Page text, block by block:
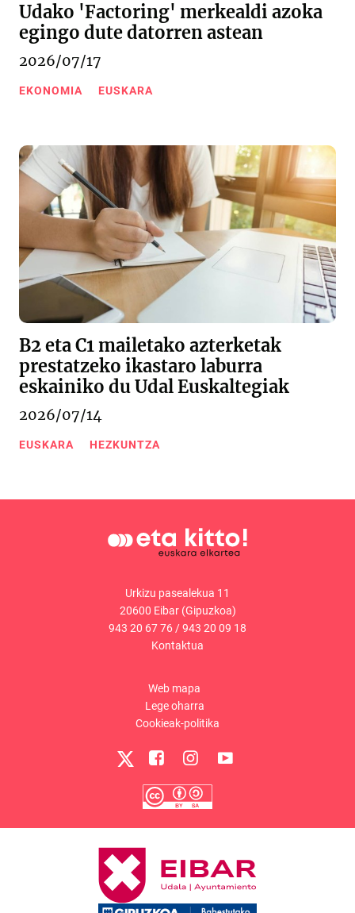
Udako 'Factoring' merkealdi azoka
egingo dute datorren astean
2026/07/17
EKONOMIA EUSKARA
B2 eta C1 mailetako azterketak
prestatzeko ikastaro laburra
eskainiko du Udal Euskaltegiak
2026/07/14
EUSKARA HEZKUNTZA
Urkizu pasealekua 11
20600 Eibar (Gipuzkoa)
943 20 67 76 /943 20 09 18
Kontaktua
Web mapa
Lege oharra
Cookieak-politika